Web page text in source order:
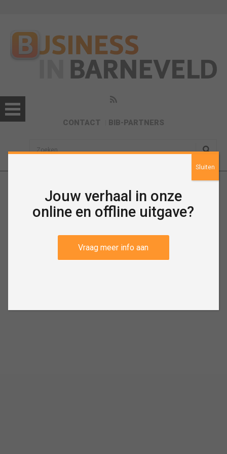
CONTACT BIB-PARTNERS
sisea.search
November 2022
Jouw verhaal in onze
online en offline uitgave?
Vraag meer info aan
Sluiten